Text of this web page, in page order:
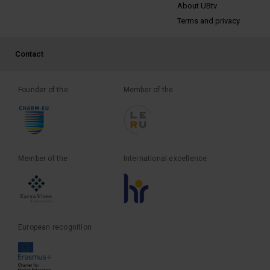
About UBtv
Terms and privacy
PEU 3
Contact
Founder of the Member of the
Member of the International excellence
European recognition